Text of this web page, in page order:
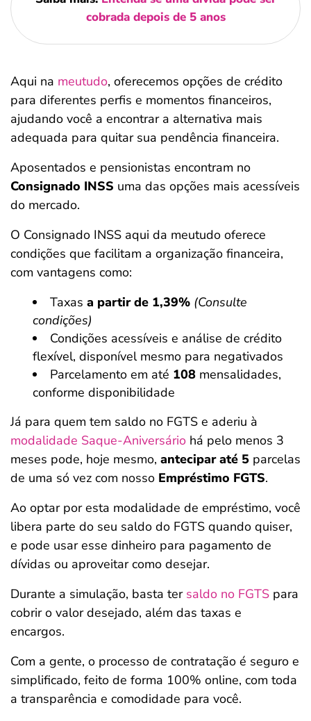
cobrada depois de 5 anos
Aqui na meutudo, oferecemos opções de crédito
para diferentes perfis e momentos financeiros,
ajudando você a encontrar a alternativa mais
adequada para quitar sua pendência financeira.
Aposentados e pensionistas encontram no
Consignado INSS uma das opções mais acessíveis
do mercado.
O Consignado INSS aqui da meutudo oferece
condições que facilitam a organização financeira,
com vantagens como:
Taxas a partir de 1,39% (Consulte
condições)
Condições acessíveis e análise de crédito
flexível, disponível mesmo para negativados
Parcelamento em até 108 mensalidades,
conforme disponibilidade
Já para quem tem saldo no FGTS e aderiu à
modalidade Saque-Aniversário há pelo menos 3
meses pode, hoje mesmo, antecipar até 5 parcelas
de uma só vez com nosso Empréstimo FGTS.
Ao optar por esta modalidade de empréstimo, você
libera parte do seu saldo do FGTS quando quiser,
e pode usar esse dinheiro para pagamento de
dívidas ou aproveitar como desejar.
Durante a simulação, basta ter saldo no FGTS para
cobrir o valor desejado, além das taxas e
encargos.
Com a gente, o processo de contratação é seguro e
simplificado, feito de forma 100% online, com toda
a transparência e comodidade para você.